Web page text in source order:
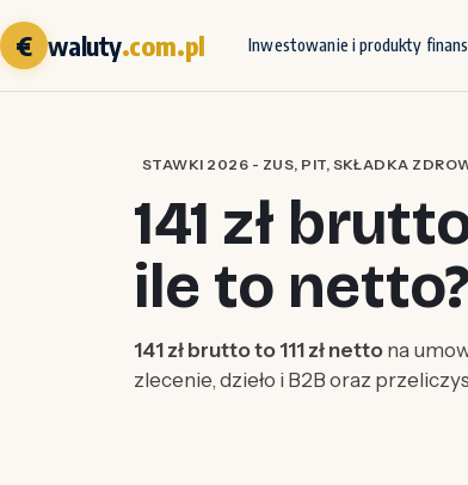
€ waluty.com.pl Inwestowanie i produkty
STAWKI 2026 - ZUS, PIT, SKŁADKA
141 zł
ile to netto?
141 zł brutto to 111 zł netto na
zlecenie, dzieło i B2B oraz